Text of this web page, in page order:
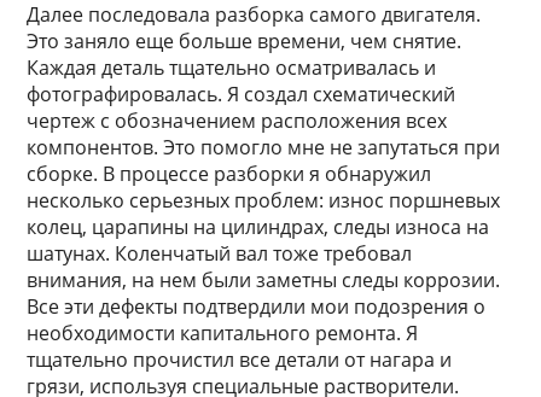
Далее последовала разборка самого двигателя.
Это заняло еще больше времени, чем снятие.
Каждая деталь тщательно осматривалась и
фотографировалась. Я создал схематический
чертеж с обозначением расположения всех
компонентов. Это помогло мне не запутаться при
сборке. В процессе разборки я обнаружил
несколько серьезных проблем: износ поршневых
колец, царапины на цилиндрах, следы износа на
шатунах. Коленчатый вал тоже требовал
внимания, на нем были заметны следы коррозии.
Все эти дефекты подтвердили мои подозрения о
необходимости капитального ремонта. Я
тщательно прочистил все детали от нагара и
грязи, используя специальные растворители.